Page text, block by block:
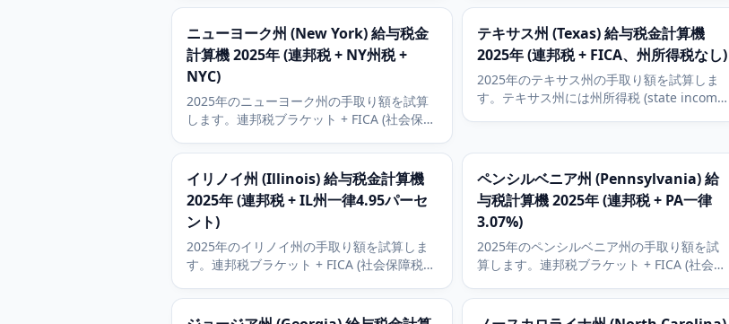
金、借換え時点の総合ROIを計算します。
ニューヨーク州 (New York) 給与税金
計算機 2025年 (連邦税 + NY州税 +
NYC)
2025年のニューヨーク州の手取り額を試算
します。連邦税ブラケット + FICA (社会保障
得税の概算。NYC在住者は約3.5から3.9パー
セントの地方税を加算します。
テキサス州 (Texas) 給与税金計算機
2025年 (連邦税 + FICA、州所得税なし)
2025年のテキサス州の手取り額を試算しま
す。テキサス州には州所得税 (state income
し引いた額です。401(k) (確定拠出年金) と
HSA (医療貯蓄口座) の控除に対応。
イリノイ州 (Illinois) 給与税金計算機
2025年 (連邦税 + IL州一律4.95パーセ
ント)
2025年のイリノイ州の手取り額を試算しま
す。連邦税ブラケット + FICA (社会保障税・
セントの所得税を含みます。401(k) (確定拠
出年金) とHSA (医療貯蓄口座) の控除に対応
ペンシルベニア州 (Pennsylvania) 給
与税計算機 2025年 (連邦税 + PA一律
3.07%)
2025年のペンシルベニア州の手取り額を試
算します。連邦税ブラケット + FICA (社会保
ント所得税。フィラデルフィア、ピッツバー
グ、ほとんどの自治体の地方Earned